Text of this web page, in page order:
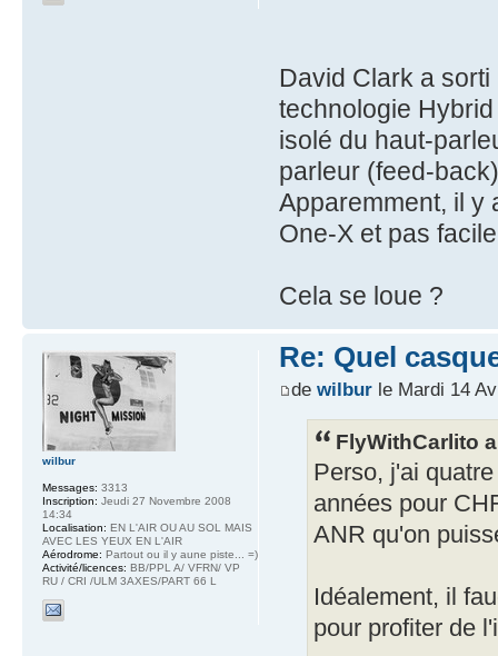
David Clark a
technologie
isolé du haut-
parleur (feed-
Apparemment, il y
One-X et pas
Cela se loue ?
Re: Quel
de wilburle Mardi 14
FlyWithCarlito
Perso, j'ai
années pour
ANR qu'on
Idéalement, il
pour profiter de
wilbur
Messages: 3313
Inscription: Jeudi 27 Novembre 2008
14:34
Localisation: EN L'AIR OU AU SOL MAIS
AVEC LES YEUX EN L'AIR
Aérodrome: Partout ou il y aune piste... =)
Activité/licences: BB/PPL A/ VFRN/ VP
RU / CRI /ULM 3AXES/PART 66 L